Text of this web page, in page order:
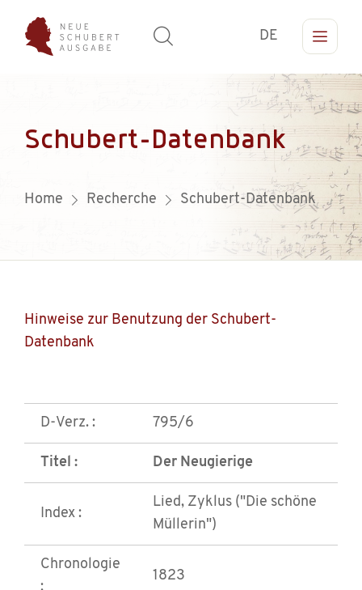
DE
Schubert-Datenbank
Home Recherche Schubert-Datenbank
Hinweise zur Benutzung der Schubert-
Datenbank
D-Verz. : 795/6
Titel : Der Neugierige
Index :
Lied, Zyklus ("Die schöne
Müllerin")
Chronologie
1823